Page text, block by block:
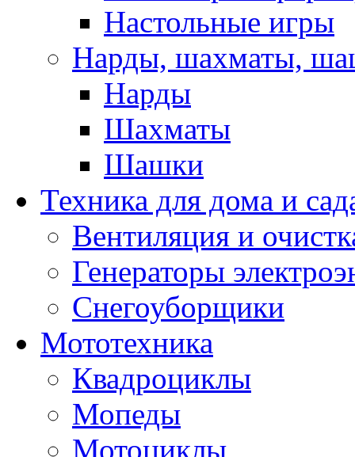
Настольные игры
Нарды, шахматы,
Нарды
Шахматы
Шашки
Техника для дома и
Вентиляция и
Генераторы
Снегоуборщики
Мототехника
Квадроциклы
Мопеды
Мотоциклы